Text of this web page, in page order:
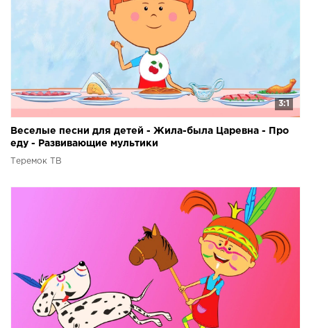
3:1
Веселые песни для детей - Жила-была Царевна - Про
еду - Развивающие мультики
Теремок ТВ